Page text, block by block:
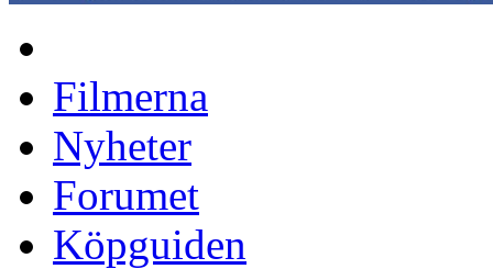
Filmerna
Nyheter
Forumet
Köpguiden